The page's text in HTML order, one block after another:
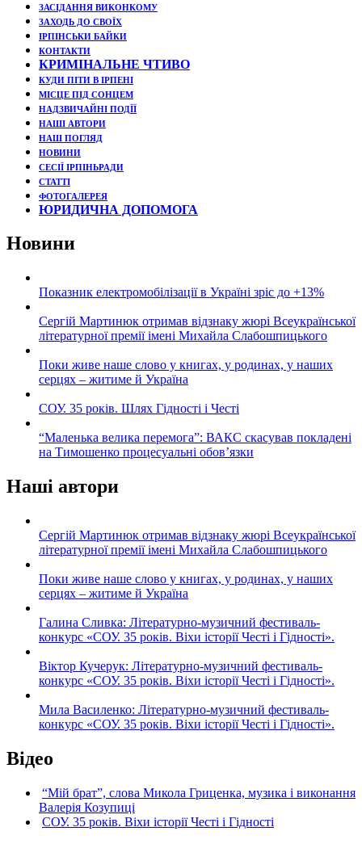
ЗАСІДАННЯ ВИКОНКОМУ
ЗАХОДЬ ДО СВОЇХ
ІРПІНСЬКИ БАЙКИ
КОНТАКТИ
КРИМІНАЛЬНЕ ЧТИВО
КУДИ ПІТИ В ІРПЕНІ
МІСЦЕ ПІД СОНЦЕМ
НАДЗВИЧАЙНІ ПОДЇЇ
НАШІ АВТОРИ
НАШ ПОГЛЯД
НОВИНИ
СЕСІЇ ІРПІНЬРАДИ
СТАТТІ
ФОТОГАЛЕРЕЯ
ЮРИДИЧНА ДОПОМОГА
Новини
Показник електромобілізації в Україні зріс до +13%
Сергій Мартинюк отримав відзнаку жюрі Всеукраїнської
літературної премії імені Михайла Слабошпицького
Поки живе наше слово у книгах, у родинах, у наших
серцях – житиме й Україна
СОУ. 35 років. Шлях Гідності і Честі
“Маленька велика перемога”: ВАКС скасував покладені
на Тимошенко процесуальні обов’язки
Наші автори
Сергій Мартинюк отримав відзнаку жюрі Всеукраїнської
літературної премії імені Михайла Слабошпицького
Поки живе наше слово у книгах, у родинах, у наших
серцях – житиме й Україна
Галина Сливка: Літературно-музичний фестиваль-
конкурс «СОУ. 35 років. Віхи історії Честі і Гідності».
Віктор Кучерук: Літературно-музичний фестиваль-
конкурс «СОУ. 35 років. Віхи історії Честі і Гідності».
Мила Василенко: Літературно-музичний фестиваль-
конкурс «СОУ. 35 років. Віхи історії Честі і Гідності».
Відео
“Мій брат”, слова Микола Гриценка, музика і виконання
Валерія Козупиці
СОУ. 35 років. Віхи історії Честі і Гідності